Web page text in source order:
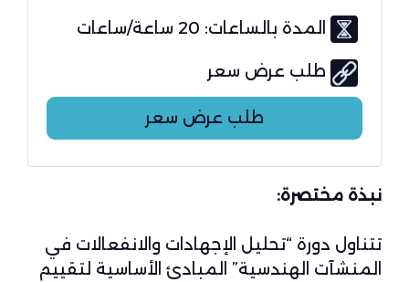
المدة بالساعات: 20 ساعة/ساعات
طلب عرض سعر
طلب عرض سعر
نبذة مختصرة:
تتناول دورة “تحليل الإجهادات والانفعالات في
المنشآت الهندسية” المبادئ الأساسية لتقييم